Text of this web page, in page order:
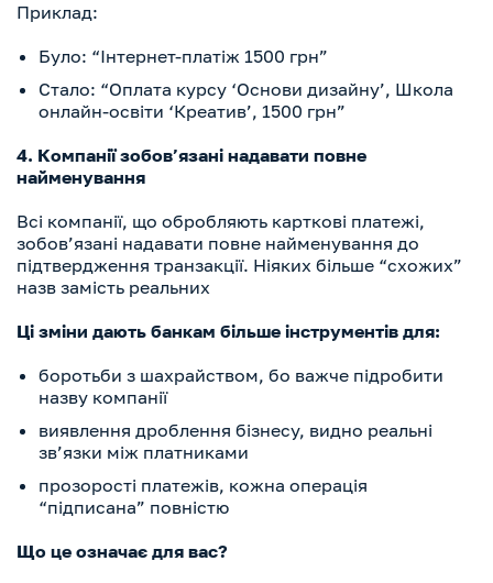
Приклад:
Було: “Інтернет-платіж 1500 грн”
Стало: “Оплата курсу ‘Основи дизайну’, Школа
онлайн-освіти ‘Креатив’, 1500 грн”
4. Компанії зобов’язані надавати повне
найменування
Всі компанії, що обробляють карткові платежі,
зобов’язані надавати повне найменування до
підтвердження транзакції. Ніяких більше “схожих”
назв замість реальних
Ці зміни дають банкам більше інструментів для:
боротьби з шахрайством, бо важче підробити
назву компанії
виявлення дроблення бізнесу, видно реальні
зв’язки між платниками
прозорості платежів, кожна операція
“підписана” повністю
Що це означає для вас?